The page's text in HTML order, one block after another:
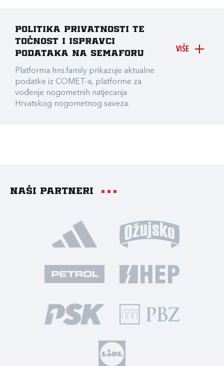
VIŠE
Politika privatnosti te
točnost i ispravci
podataka na Semaforu
Platforma hns.family prikazuje aktualne
podatke iz COMET-a, platforme za
vođenje nogometnih natjecanja
Hrvatskog nogometnog saveza.
Naši partneri